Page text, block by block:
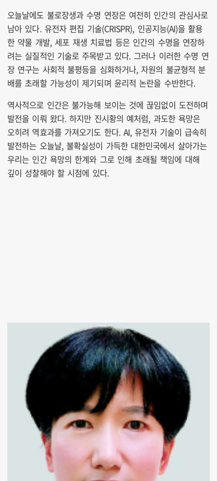
오늘날에도 불로장생과 수명 연장은 여전히 인간의 관심사로
남아 있다. 유전자 편집 기술(CRISPR), 인공지능(AI)을 활용
한 약물 개발, 세포 재생 치료법 등은 인간의 수명을 연장하
려는 실질적인 기술로 주목받고 있다. 그러나 이러한 수명 연
장 연구는 사회적 불평등을 심화하거나, 자원의 불균형적 분
배를 초래할 가능성이 제기되며 윤리적 논란을 수반한다.
역사적으로 인간은 불가능해 보이는 것에 끊임없이 도전하며
발전을 이뤄 왔다. 하지만 진시황의 예처럼, 과도한 욕망은
오히려 역효과를 가져오기도 한다. AI, 유전자 기술이 급속히
발전하는 오늘날, 불확실성이 가득한 대한민국에서 살아가는
우리는 인간 욕망의 한계와 그로 인해 초래될 책임에 대해
깊이 성찰해야 할 시점에 있다.